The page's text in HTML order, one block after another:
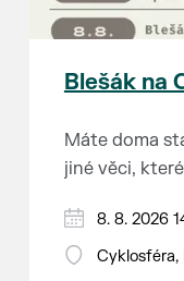
Blešák na
Máte doma
jiné věci,
náušnice
Chcete se
8. 8. 2026
Cyklosféra,